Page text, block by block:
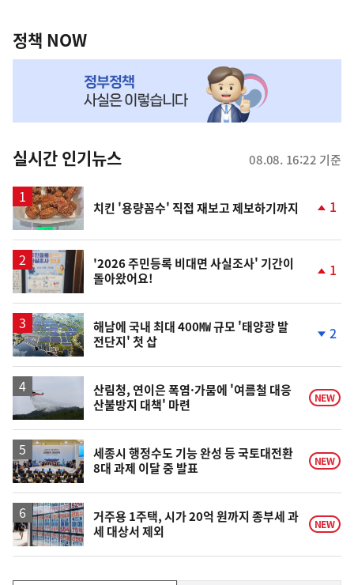
책
NOW,
뉴
스
정책 NOW
실시간 인기뉴스 08.08. 16:22 기준
치킨 '용량꼼수' 직접 재보고 제보하기까지
상
1
'2026 주민등록 비대면 사실조사' 기간이
돌아왔어요!
상
1
해남에 국내 최대 400㎿ 규모 '태양광 발
전단지' 첫 삽
하
락
2
산림청, 연이은 폭염·가뭄에 '여름철 대응
산불방지 대책' 마련
NEW
세종시 행정수도 기능 완성 등 국토대전환
8대 과제 이달 중 발표
NEW
거주용 1주택, 시가 20억 원까지 종부세 과
세 대상서 제외
NEW